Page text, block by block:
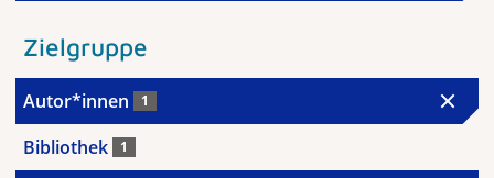
Zielgruppe
Autor*innen 1
Bibliothek 1